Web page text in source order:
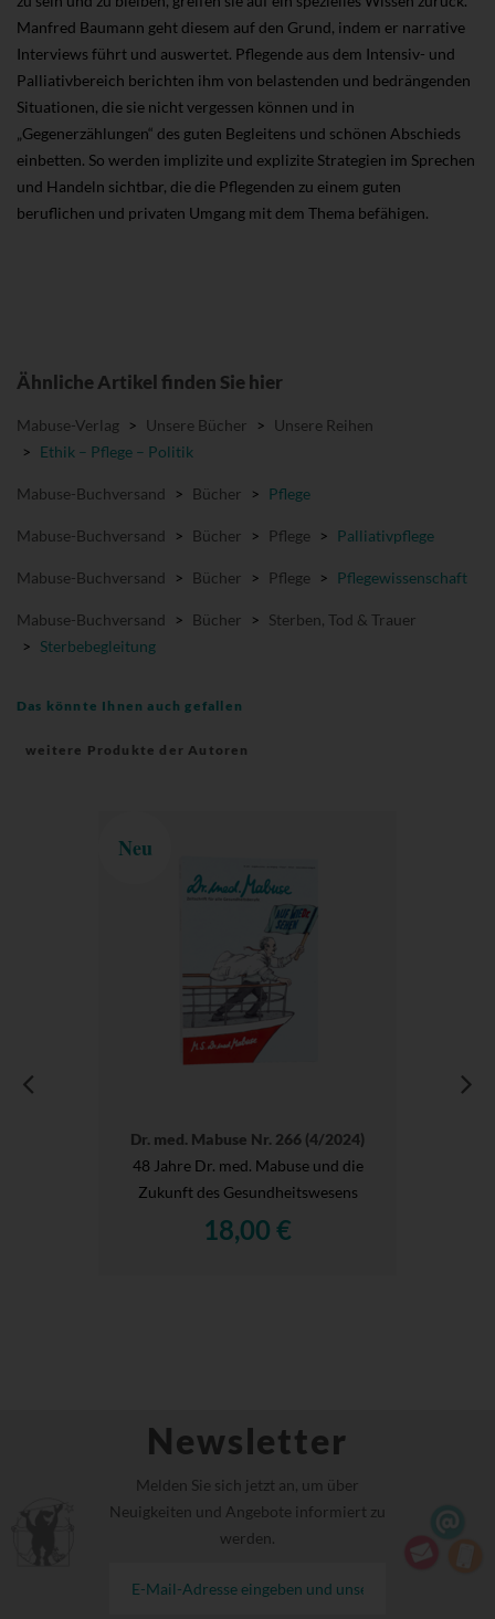
Manfred Baumann geht diesem auf den Grund, indem er narrative
Interviews führt und auswertet. Pflegende aus dem Intensiv- und
Palliativbereich berichten ihm von belastenden und bedrängenden
Situationen, die sie nicht vergessen können und in
„Gegenerzählungen“ des guten Begleitens und schönen Abschieds
einbetten. So werden implizite und explizite Strategien im Sprechen
und Handeln sichtbar, die die Pflegenden zu einem guten
beruflichen und privaten Umgang mit dem Thema befähigen.
Ähnliche Artikel finden Sie hier
Mabuse-Verlag > Unsere Bücher > Unsere Reihen
> Ethik – Pflege – Politik
Mabuse-Buchversand > Bücher > Pflege
Mabuse-Buchversand > Bücher > Pflege > Palliativpflege
Mabuse-Buchversand > Bücher > Pflege > Pflegewissenschaft
Mabuse-Buchversand > Bücher > Sterben, Tod & Trauer
> Sterbebegleitung
Das könnte Ihnen auch gefallen
weitere Produkte der Autoren
Neu
Dr. med. Mabuse Nr. 266 (4/2024)
48 Jahre Dr. med. Mabuse und die
Zukunft des Gesundheitswesens
18,00 €
Newsletter
Melden Sie sich jetzt an, um über
Neuigkeiten und Angebote informiert zu
werden.